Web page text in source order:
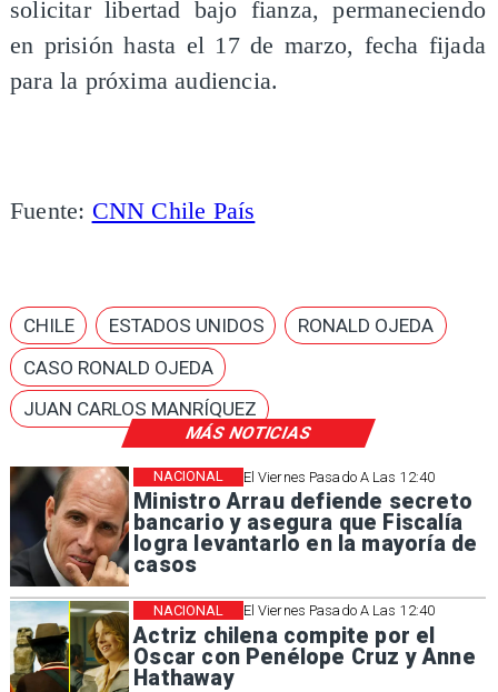
MÁS NOTICIAS
El Viernes Pasado A Las 12:40
Ministro Arrau defiende secreto
bancario y asegura que Fiscalía
logra levantarlo en la mayoría de
casos
NACIONAL
El Viernes Pasado A Las 12:40
Actriz chilena compite por el
Oscar con Penélope Cruz y Anne
Hathaway
NACIONAL
solicitar libertad bajo fianza, permaneciendo
en prisión hasta el 17 de marzo, fecha fijada
para la próxima audiencia.
Fuente: CNN Chile País
CHILE ESTADOS UNIDOS
RONALD OJEDA
CASO RONALD OJEDA
JUAN CARLOS MANRÍQUEZ